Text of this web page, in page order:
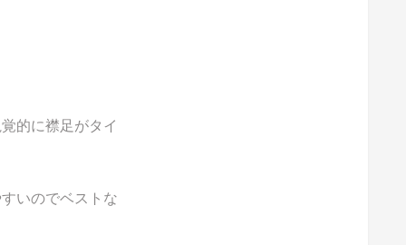
的に襟足がタイ
いのでベストな